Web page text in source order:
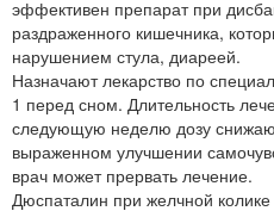
эффективен препарат при
раздраженного кишечника,
нарушением стула, диареей.
Назначают лекарство по
1 перед сном. Длительность
следующую неделю дозу
выраженном улучшении
врач может прервать лечение.
Дюспаталин при желчной колике